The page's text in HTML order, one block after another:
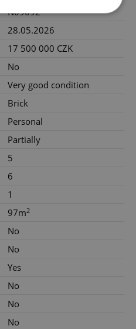
N09092
28.05.2026
17 500 000 CZK
No
Very good condition
Brick
Personal
Partially
5
6
1
97m2
No
No
Yes
No
No
No
login and account
cookies.